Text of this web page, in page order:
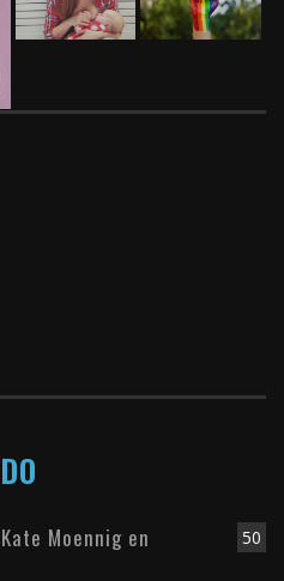
50
Moennig en